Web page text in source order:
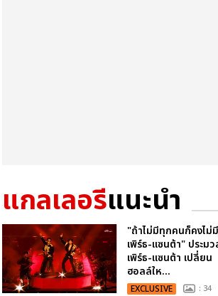
แกลเลอรีแนะนำ
"ถ้าไม่มีทุกคนก็คงไม่มี
เพิร์ธ-แซนต้า" ประม
เพิร์ธ-แซนต้า เปลี่ยน
ฮอลล์ให...
EXCLUSIVE : 34